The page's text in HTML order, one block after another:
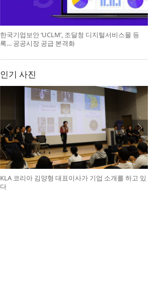
한국기업보안 ‘UCLM’, 조달청 디지털서비스몰 등
록… 공공시장 공급 본격화
인기 사진
KLA 코리아 김양형 대표이사가 기업 소개를 하고 있
다